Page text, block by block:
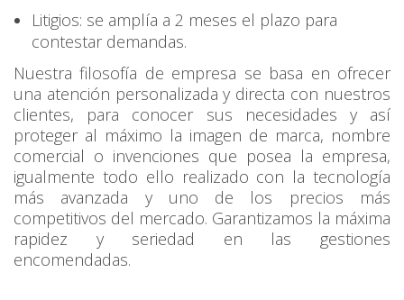
Litigios: se amplía a 2 meses el plazo para
contestar demandas.
Nuestra filosofía de empresa se basa en ofrecer
una atención personalizada y directa con nuestros
clientes, para conocer sus necesidades y así
proteger al máximo la imagen de marca, nombre
comercial o invenciones que posea la empresa,
igualmente todo ello realizado con la tecnología
más avanzada y uno de los precios más
competitivos del mercado. Garantizamos la máxima
rapidez y seriedad en las gestiones
encomendadas.